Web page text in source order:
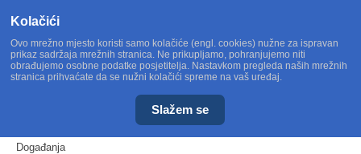
Događanja
Kolačići
Ovo mrežno mjesto koristi samo kolačiće (engl. cookies) nužne za ispravan
prikaz sadržaja mrežnih stranica. Ne prikupljamo, pohranjujemo niti
obrađujemo osobne podatke posjetitelja. Nastavkom pregleda naših mrežnih
stranica prihvaćate da se nužni kolačići spreme na vaš uređaj.
Slažem se